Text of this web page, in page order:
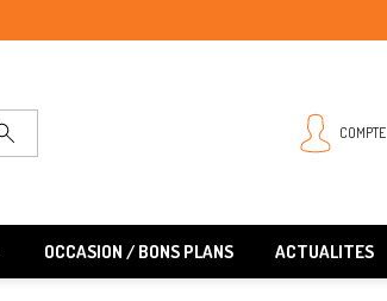
COMPTE
OCCASION / BONS PLANS ACTUALITES